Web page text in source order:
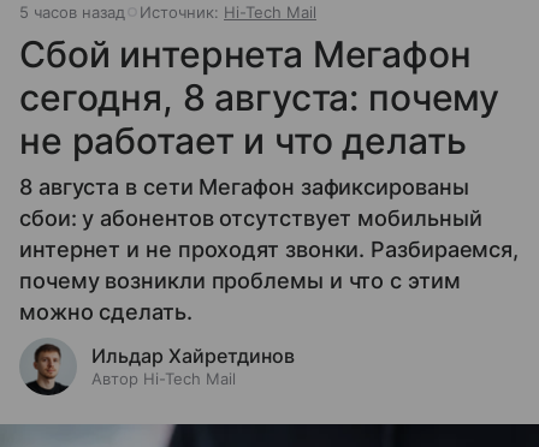
5 часов назад Источник: Hi-Tech Mail
Сбой интернета Мегафон
сегодня, 8 августа: почему
не работает и что делать
8 августа в сети Мегафон зафиксированы
сбои: у абонентов отсутствует мобильный
интернет и не проходят звонки. Разбираемся,
почему возникли проблемы и что с этим
можно сделать.
Ильдар Хайретдинов
Автор Hi-Tech Mail